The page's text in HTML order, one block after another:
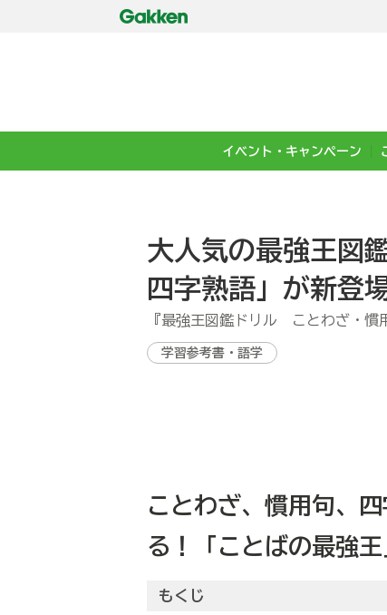
イベント・キャンペーン
大人気の最強王図
四字熟語」が新登
『最強王図鑑ドリル ことわざ・慣
学習参考書・語学
ことわざ、慣用句、
る！「ことばの最強
もくじ